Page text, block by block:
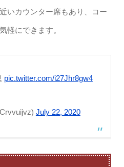
いカウンター席もあり、コー
軽にできます。
pic.twitter.com/i27Jhr8gw4
July 22, 2020